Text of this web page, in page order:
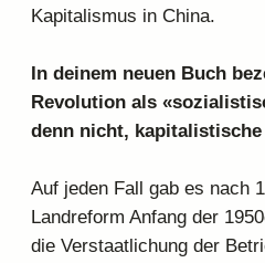
Kapitalismus in China.
In deinem neuen Buch
Revolution als
denn nicht,
Auf jeden Fall gab es nach
Landreform Anfang der
die Verstaatlichung der